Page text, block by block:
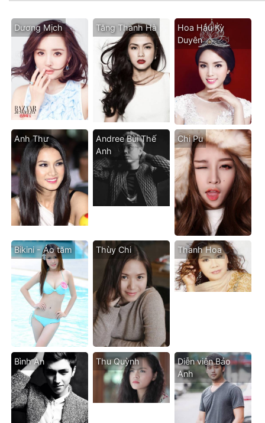
Dương Mịch Tăng Thanh Hà
Hoa Hậu Kỳ
Duyên
Anh Thư
Andree Bùi Thế
Anh
Chi Pu
Bikini - Áo tăm Thùy Chi Thanh Hoa
Bình An Thu Quỳnh
Diễn viên Bảo
Anh